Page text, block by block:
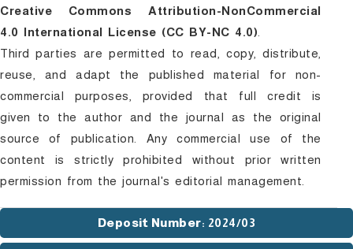
Creative Commons Attribution-NonCommercial
4.0 International License (CC BY-NC 4.0)
Third parties are permitted to read, copy, distribute,
reuse, and adapt the published material for non-
commercial purposes, provided that full credit is
given to the author and the journal as the original
source of publication. Any commercial use of the
content is strictly prohibited without prior written
permission from the journal's editorial management.
Deposit Number: 2024/03